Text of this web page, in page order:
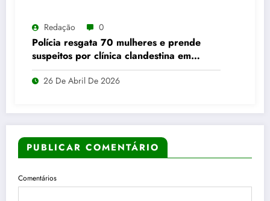
Redação 0
Polícia resgata 70 mulheres e prende
suspeitos por clínica clandestina em
Abadia de Goiás
26 De Abril De 2026
PUBLICAR COMENTÁRIO
Comentários